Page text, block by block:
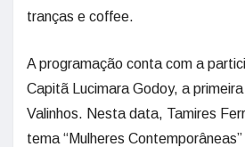
tranças e coffee.
A programação conta com a
Capitã Lucimara Godoy, a
Valinhos. Nesta data, Tamires
tema “Mulheres